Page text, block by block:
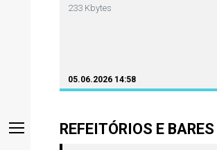
233 Kbytes
05.06.2026 14:58
REFEITÓRIOS E BARES